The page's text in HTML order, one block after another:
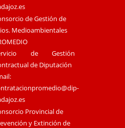
de Gestión de
Medioambientales
de Gestión
de Diputación
Provincial de
y Extinción de